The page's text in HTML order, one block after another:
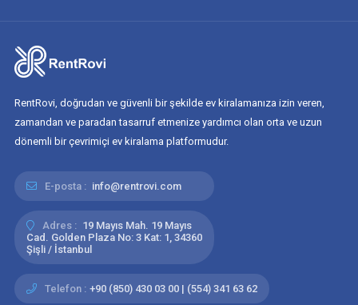
RentRovi, doğrudan ve güvenli bir şekilde ev kiralamanıza izin veren,
zamandan ve paradan tasarruf etmenize yardımcı olan orta ve uzun
dönemli bir çevrimiçi ev kiralama platformudur.
E-posta : info@rentrovi.com
Adres : 19 Mayıs Mah. 19 Mayıs
Cad. Golden Plaza No: 3 Kat: 1, 34360
Şişli / İstanbul
Telefon : +90 (850) 430 03 00 | (554) 341 63 62